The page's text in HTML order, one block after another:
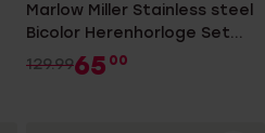
Marlow Miller Stainless steel
Bicolor Herenhorloge Set
met armband
129.9965 00